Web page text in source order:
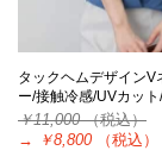
タックヘムデザインV
ー/接触冷感/UVカッ
￥11,000（税込）
→
￥8,800 （税込）